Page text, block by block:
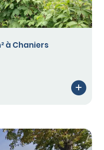
à Chaniers